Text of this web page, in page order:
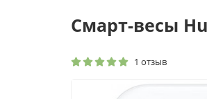
Смарт-весы
1 отзыв